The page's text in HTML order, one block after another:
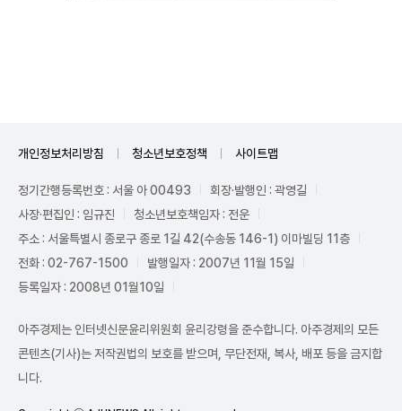
개인정보처리방침 청소년보호정책 사이트맵
정기간행등록번호 : 서울 아 00493
회장·발행인 : 곽영길
사장·편집인 : 임규진
청소년보호책임자 : 전운
주소 : 서울특별시 종로구 종로 1길 42(수송동 146-1) 이마빌딩 11층
전화 : 02-767-1500
발행일자 : 2007년 11월 15일
등록일자 : 2008년 01월10일
아주경제는 인터넷신문윤리위원회 윤리강령을 준수합니다. 아주경제의 모든
콘텐츠(기사)는 저작권법의 보호를 받으며, 무단전재, 복사, 배포 등을 금지합
니다.